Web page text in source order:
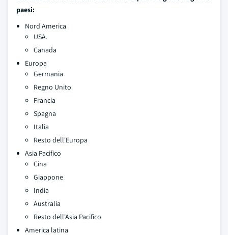
paesi:
Nord America
USA.
Canada
Europa
Germania
Regno Unito
Francia
Spagna
Italia
Resto dell'Europa
Asia Pacifico
Cina
Giappone
India
Australia
Resto dell'Asia Pacifico
America latina